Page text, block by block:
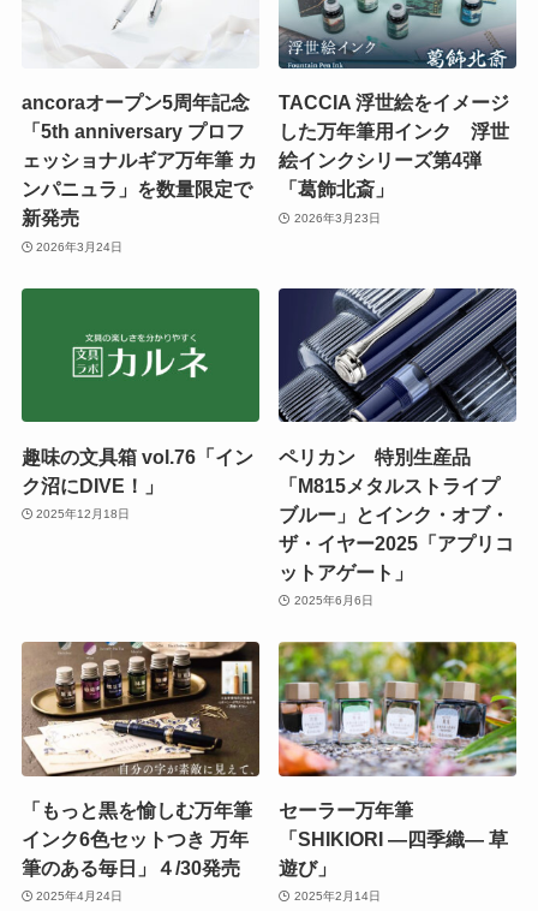
ancoraオープン5周年記念
「5th anniversary プロフ
ェッショナルギア万年筆 カ
ンパニュラ」を数量限定で
新発売
2026年3月24日
TACCIA 浮世絵をイメージ
した万年筆用インク 浮世
絵インクシリーズ第4弾
「葛飾北斎」
2026年3月23日
趣味の文具箱 vol.76「イン
ク沼にDIVE！」
2025年12月18日
ペリカン 特別生産品
「M815メタルストライプ
ブルー」とインク・オブ・
ザ・イヤー2025「アプリコ
ットアゲート」
2025年6月6日
「もっと黒を愉しむ万年筆
インク6色セットつき 万年
筆のある毎日」４/30発売
2025年4月24日
セーラー万年筆
「SHIKIORI ―四季織― 草
遊び」
2025年2月14日